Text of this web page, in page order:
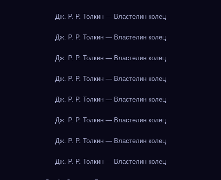
Дж. Р. Р. Толкин — Властелин колец
Дж. Р. Р. Толкин — Властелин колец
Дж. Р. Р. Толкин — Властелин колец
Дж. Р. Р. Толкин — Властелин колец
Дж. Р. Р. Толкин — Властелин колец
Дж. Р. Р. Толкин — Властелин колец
Дж. Р. Р. Толкин — Властелин колец
Дж. Р. Р. Толкин — Властелин колец